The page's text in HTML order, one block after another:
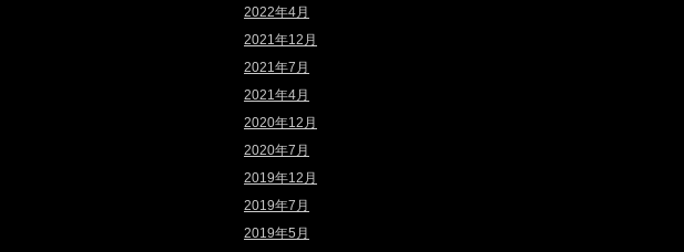
2022年4月
2021年12月
2021年7月
2021年4月
2020年12月
2020年7月
2019年12月
2019年7月
2019年5月